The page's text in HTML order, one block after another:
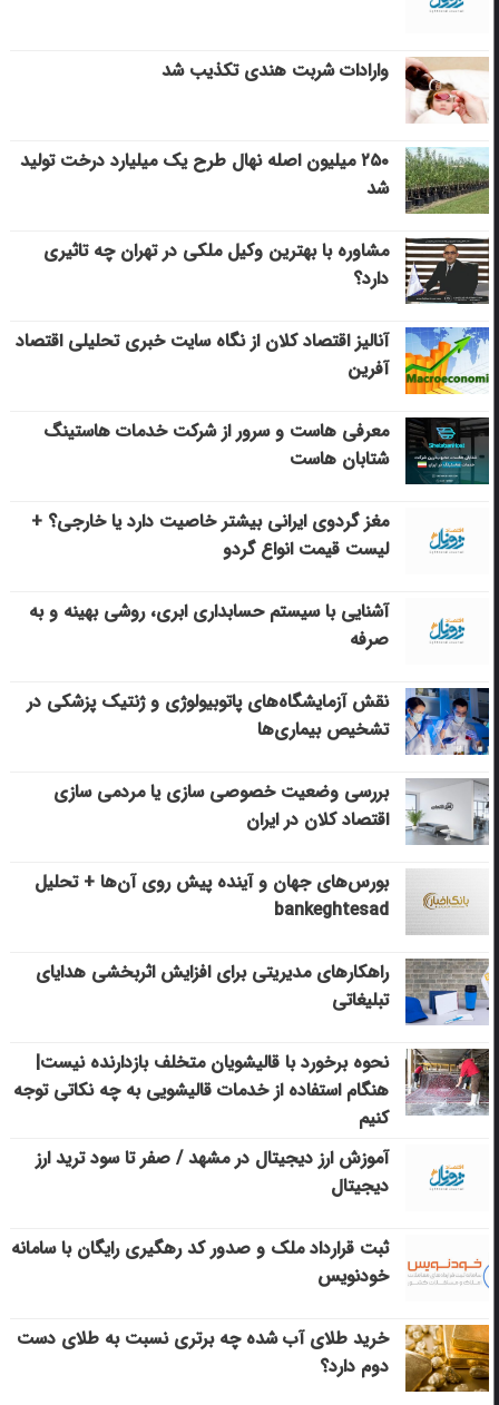
وارادات شربت هندی تکذیب شد
۲۵۰ میلیون اصله نهال طرح یک میلیارد درخت تولید
شد
مشاوره با بهترین وکیل ملکی در تهران چه تاثیری
دارد؟
آنالیز اقتصاد کلان از نگاه سایت خبری تحلیلی اقتصاد
آفرین
معرفی هاست و سرور از شرکت خدمات هاستینگ
شتابان هاست
مغز گردوی ایرانی بیشتر خاصیت دارد یا خارجی؟ +
لیست قیمت انواع گردو
آشنایی با سیستم حسابداری ابری، روشی بهینه و به
صرفه
نقش آزمایشگاه‌های پاتوبیولوژی و ژنتیک پزشکی در
تشخیص بیماری‌ها
بررسی وضعیت خصوصی سازی یا مردمی سازی
اقتصاد کلان در ایران
بورس‌های جهان و آینده پیش روی آن‌ها + تحلیل
bankeghtesad
راهکارهای مدیریتی برای افزایش اثربخشی هدایای
تبلیغاتی
نحوه برخورد با قالیشویان متخلف بازدارنده نیست|
هنگام استفاده از خدمات قالیشویی به چه نکاتی توجه
کنیم
آموزش ارز دیجیتال در مشهد / صفر تا سود ترید ارز
دیجیتال
ثبت قرارداد ملک و صدور کد رهگیری رایگان با سامانه
خودنویس
خرید طلای آب شده چه برتری نسبت به طلای دست
دوم دارد؟